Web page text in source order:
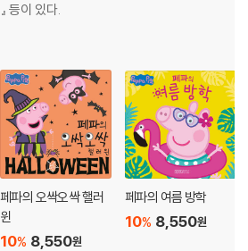
등이 있다.
페파의 오싹오싹 핼러
윈
8,550원
10%
페파의 여름 방학
8,550원
10%